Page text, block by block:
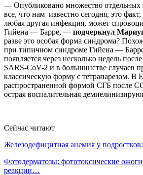
— Опубликовано множество отдельных
все, что нам известно сегодня, это
любая другая инфекция, может
Гийена — Барре, — подчеркнул
разве это особая форма синдрома?
при типичном синдроме Гийена —
появляется через несколько недель
SARS-CoV-2 и в большинстве случаев
классическую форму с тетрапарезом. В
распространенной формой СГБ после
острая воспалительная
Сейчас читают
Железодефицитная анемия у
Фотодерматозы: фототоксические
реакции…